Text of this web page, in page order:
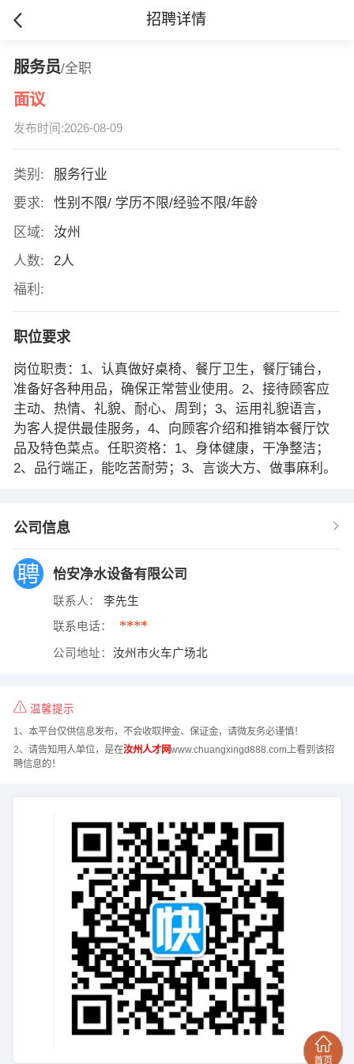
招聘详情
服务员/全职
面议
发布时间:2026-08-09
类别:
服务行业
要求:
性别不限/ 学历不限/经验不限/年龄
区域:
汝州
人数:
2人
福利:
职位要求
岗位职责：1、认真做好桌椅、餐厅卫生，餐厅铺台，
准备好各种用品，确保正常营业使用。2、接待顾客应
主动、热情、礼貌、耐心、周到；3、运用礼貌语言，
为客人提供最佳服务，4、向顾客介绍和推销本餐厅饮
品及特色菜点。任职资格：1、身体健康，干净整洁；
2、品行端正，能吃苦耐劳；3、言谈大方、做事麻利。
公司信息
怡安净水设备有限公司
联系人： 李先生
联系电话： ****
公司地址： 汝州市火车广场北
温馨提示
1、本平台仅供信息发布，不会收取押金、保证金，请微友务必谨慎！
2、请告知用人单位，是在汝州人才网www.chuangxingd888.com上看到该招
聘信息的！